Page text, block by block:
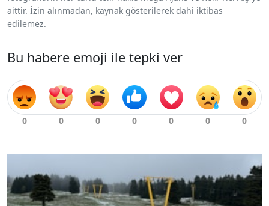
aittir. İzin alınmadan, kaynak gösterilerek dahi iktibas
edilemez.
Bu habere emoji ile tepki ver